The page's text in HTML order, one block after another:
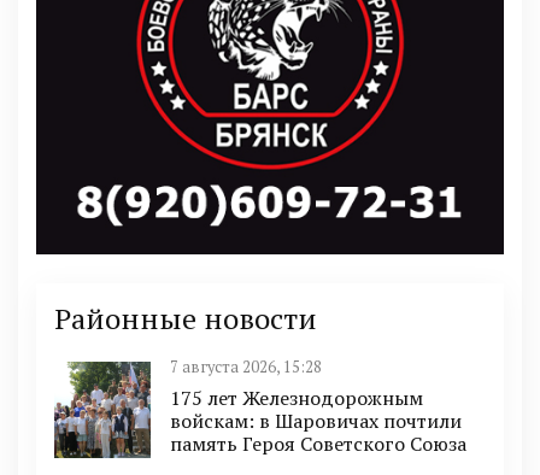
Районные новости
7 августа 2026, 15:28
175 лет Железнодорожным
войскам: в Шаровичах почтили
память Героя Советского Союза